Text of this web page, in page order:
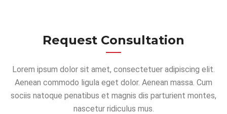
Request Consultation
Lorem ipsum dolor sit amet, consectetuer adipiscing elit.
Aenean commodo ligula eget dolor. Aenean massa. Cum
sociis natoque penatibus et magnis dis parturient montes,
nascetur ridiculus mus.